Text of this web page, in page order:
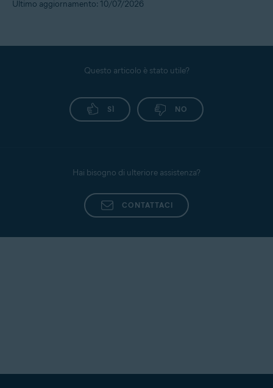
Ultimo aggiornamento: 10/07/2026
Questo articolo è stato utile?
SÌ NO
Hai bisogno di ulteriore assistenza?
CONTATTACI